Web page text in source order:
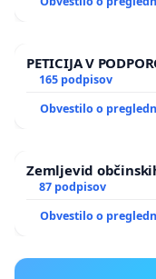
PETICIJA V
165 podpisov
Obvestilo o
Zemljevid
87 podpisov
Obvestilo o